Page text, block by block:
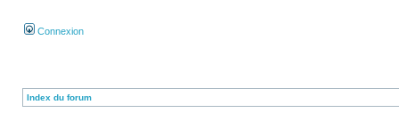
Connexion
Index du forum